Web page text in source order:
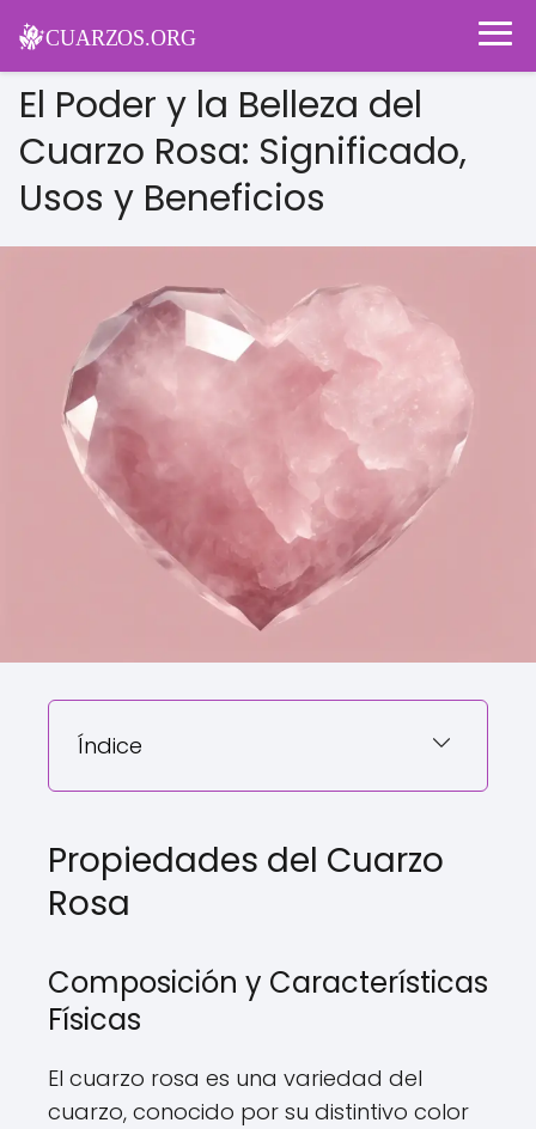
El Poder y la Belleza del
Cuarzo Rosa: Significado,
Usos y Beneficios
Índice
Propiedades del Cuarzo
Rosa
Composición y Características
Físicas
El cuarzo rosa es una variedad del
cuarzo, conocido por su distintivo color